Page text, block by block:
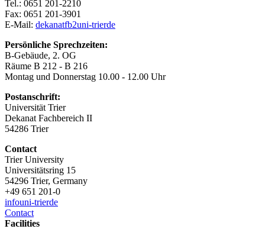
Tel.: 0651 201-2210
Fax: 0651 201-3901
E-Mail: dekanatfb2uni-trierde
Persönliche Sprechzeiten:
B-Gebäude, 2. OG
Räume B 212 - B 216
Montag und Donnerstag 10.00 - 12.00 Uhr
Postanschrift:
Universität Trier
Dekanat Fachbereich II
54286 Trier
Contact
Trier University
Universitätsring 15
54296 Trier, Germany
+49 651 201-0
infouni-trierde
Contact
Facilities